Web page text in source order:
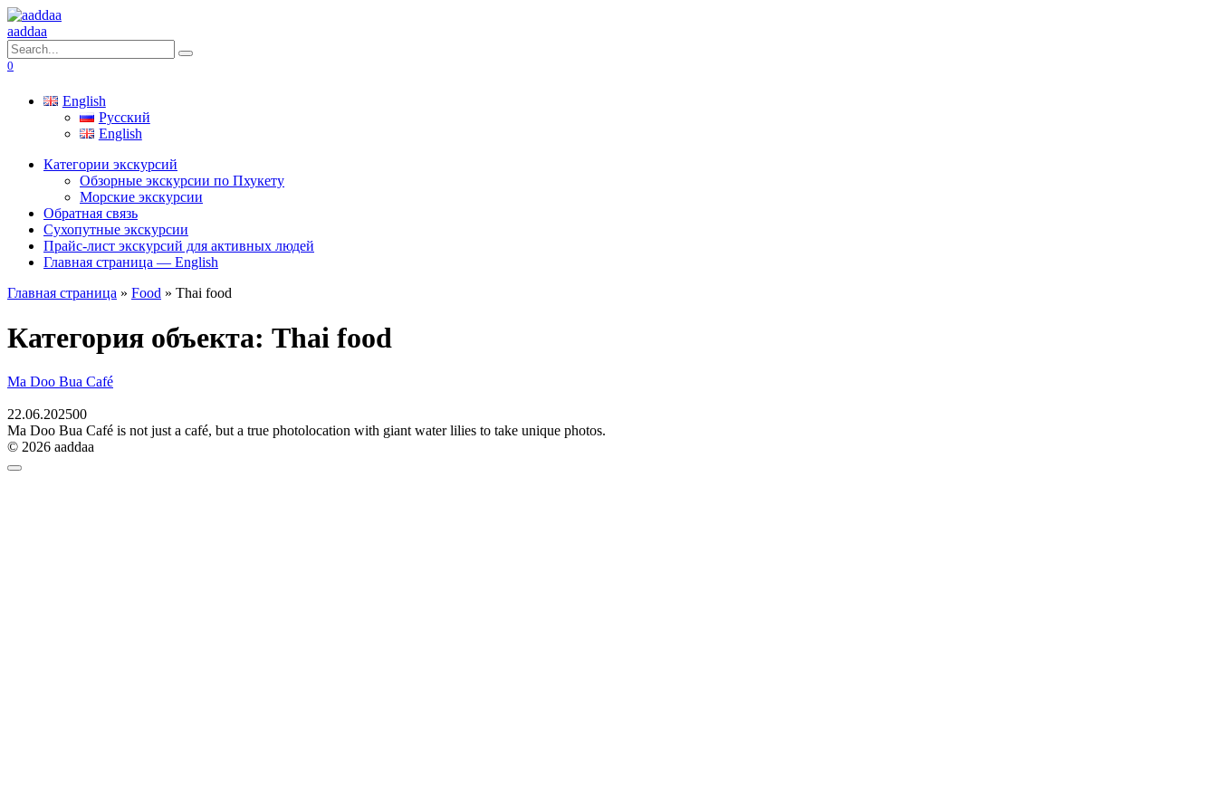
Skip
to
content
aaddaa
Search
for:
0
English
Русский
English
Категории экскурсий
Обзорные экскурсии по Пхукету
Морские экскурсии
Обратная связь
Сухопутные экскурсии
Прайс-лист экскурсий для активных людей
Главная страница — English
Главная страница » Food » Thai food
Категория объекта: Thai food
Ma Doo Bua Café
22.06.202500
Ma Doo Bua Café is not just a café, but a true photolocation with giant water lilies to take unique photos.
© 2026 aaddaa